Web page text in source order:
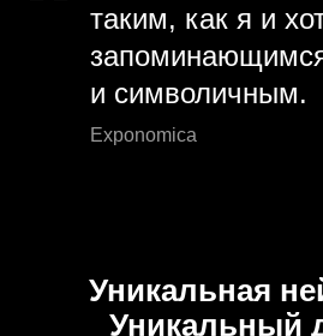
таким, как я и
и символичным.
Exponomica
Уникальная
Уникальный